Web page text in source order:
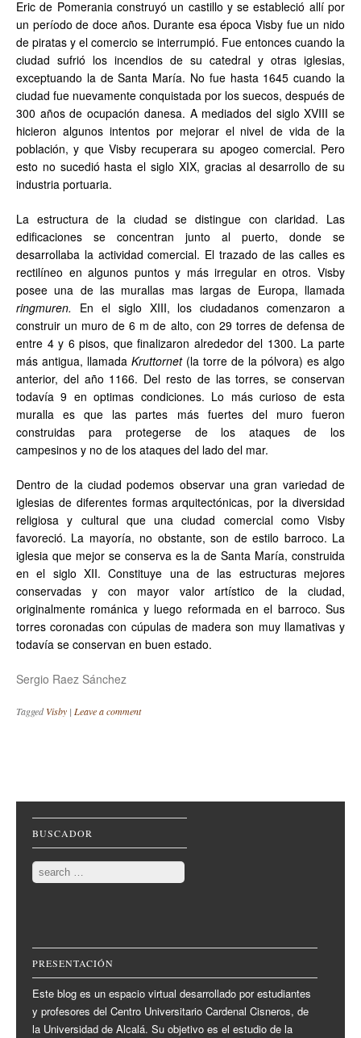
Eric de Pomerania construyó un castillo y se estableció allí por
un período de doce años. Durante esa época Visby fue un nido
de piratas y el comercio se interrumpió. Fue entonces cuando la
ciudad sufrió los incendios de su catedral y otras iglesias,
exceptuando la de Santa María. No fue hasta 1645 cuando la
ciudad fue nuevamente conquistada por los suecos, después de
300 años de ocupación danesa. A mediados del siglo XVIII se
hicieron algunos intentos por mejorar el nivel de vida de la
población, y que Visby recuperara su apogeo comercial. Pero
esto no sucedió hasta el siglo XIX, gracias al desarrollo de su
industria portuaria.
La estructura de la ciudad se distingue con claridad. Las
edificaciones se concentran junto al puerto, donde se
desarrollaba la actividad comercial. El trazado de las calles es
rectilíneo en algunos puntos y más irregular en otros. Visby
posee una de las murallas mas largas de Europa, llamada
ringmuren. En el siglo XIII, los ciudadanos comenzaron a
construir un muro de 6 m de alto, con 29 torres de defensa de
entre 4 y 6 pisos, que finalizaron alrededor del 1300. La parte
más antigua, llamada Kruttornet(la torre de la pólvora) es algo
anterior, del año 1166. Del resto de las torres, se conservan
todavía 9 en optimas condiciones. Lo más curioso de esta
muralla es que las partes más fuertes del muro fueron
construidas para protegerse de los ataques de los
campesinos y no de los ataques del lado del mar.
Dentro de la ciudad podemos observar una gran variedad de
iglesias de diferentes formas arquitectónicas, por la diversidad
religiosa y cultural que una ciudad comercial como Visby
favoreció. La mayoría, no obstante, son de estilo barroco. La
iglesia que mejor se conserva es la de Santa María, construida
en el siglo XII. Constituye una de las estructuras mejores
conservadas y con mayor valor artístico de la ciudad,
originalmente románica y luego reformada en el barroco. Sus
torres coronadas con cúpulas de madera son muy llamativas y
todavía se conservan en buen estado.
Sergio Raez Sánchez
TaggedVisby | Leave a comment
Post navigation
BUSCADOR
Search
PRESENTACIÓN
Este blog es un espacio virtual desarrollado por estudiantes
y profesores del Centro Universitario Cardenal Cisneros, de
la Universidad de Alcalá. Su objetivo es el estudio de la